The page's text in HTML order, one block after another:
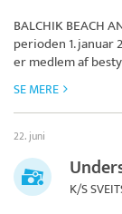
BALCHIK BEACH
perioden 1. januar
er medlem af
SE MERE
22. juni
K/S